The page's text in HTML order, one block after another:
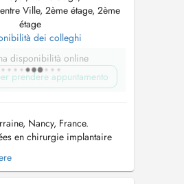
Ville, 2ème étage, 2ème
étage
dei colleghi
disponibilità online
prendere appuntamento
Nancy, France.
en chirurgie implantaire
pour l utilisation et l
beam CT - Université